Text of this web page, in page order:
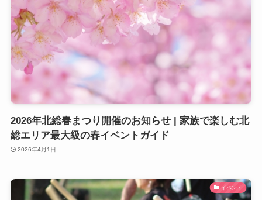
2026年北総春まつり開催のお知らせ | 家族で楽しむ北
総エリア最大級の春イベントガイド
2026年4月1日
イベント